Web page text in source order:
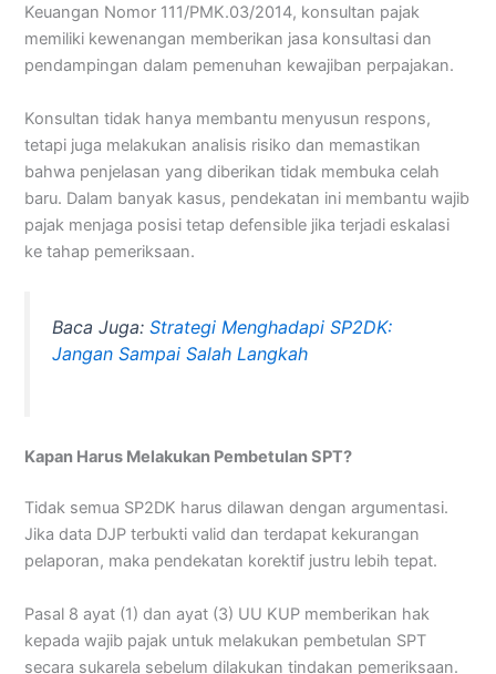
Keuangan Nomor 111/PMK.03/2014, konsultan pajak
memiliki kewenangan memberikan jasa konsultasi dan
pendampingan dalam pemenuhan kewajiban perpajakan.
Konsultan tidak hanya membantu menyusun respons,
tetapi juga melakukan analisis risiko dan memastikan
bahwa penjelasan yang diberikan tidak membuka celah
baru. Dalam banyak kasus, pendekatan ini membantu wajib
pajak menjaga posisi tetap defensible jika terjadi eskalasi
ke tahap pemeriksaan.
Baca Juga:Strategi Menghadapi SP2DK:
Jangan Sampai Salah Langkah
Kapan Harus Melakukan Pembetulan SPT?
Tidak semua SP2DK harus dilawan dengan argumentasi.
Jika data DJP terbukti valid dan terdapat kekurangan
pelaporan, maka pendekatan korektif justru lebih tepat.
Pasal 8 ayat (1) dan ayat (3) UU KUP memberikan hak
kepada wajib pajak untuk melakukan pembetulan SPT
secara sukarela sebelum dilakukan tindakan pemeriksaan.